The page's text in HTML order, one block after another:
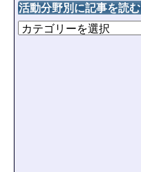
活動分野別に記事を読む